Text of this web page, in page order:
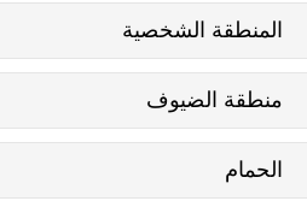
المنطقة الشخصية
منطقة الضيوف
الحمام